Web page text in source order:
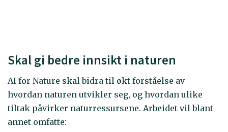
Skal gi bedre innsikt i naturen
AI for Nature skal bidra til økt forståelse av
hvordan naturen utvikler seg, og hvordan ulike
tiltak påvirker naturressursene. Arbeidet vil blant
annet omfatte: